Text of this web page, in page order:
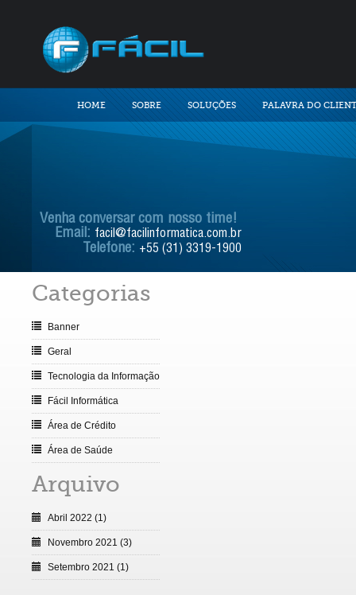
HOME SOBRE SOLUÇÕES PALAVRA DO
Venha conversar com nosso time!
Email: facil@facilinformatica.com.br
Telefone: +55 (31) 3319-1900
Categorias
Banner
Geral
Tecnologia da Informação
Fácil Informática
Área de Crédito
Área de Saúde
Arquivo
Abril 2022 (1)
Novembro 2021 (3)
Setembro 2021 (1)